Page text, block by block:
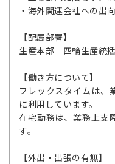
・海外関連会社への出
【配属部署】
生産本部 四輪生産統
【働き方について】
フレックスタイムは、
に利用しています。
在宅勤務は、業務上支
す。
【外出・出張の有無】